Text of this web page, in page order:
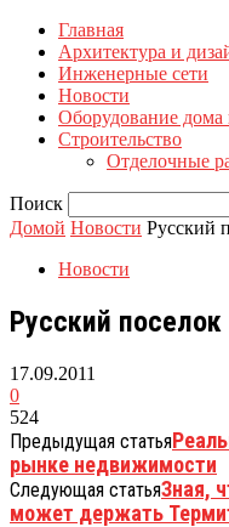
Главная
Архитектура и
Инженерные сети
Новости
Оборудование дома
Строительство
Отделочные
Поиск
Домой Новости Русский
Новости
Русский поселок
17.09.2011
0
524
Предыдущая статья
рынке недвижимости
Следующая статьяЗная,
может держать